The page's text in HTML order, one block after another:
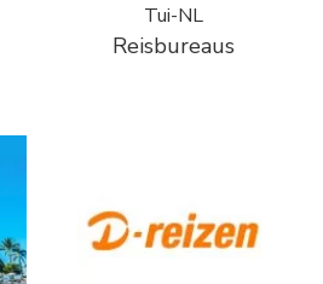
Tui-NL
Reisbureaus